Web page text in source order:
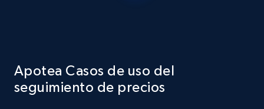
Apotea Casos de uso del
seguimiento de precios